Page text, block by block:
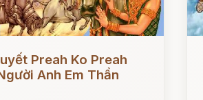
Preah Ko Preah
Anh Em Thần